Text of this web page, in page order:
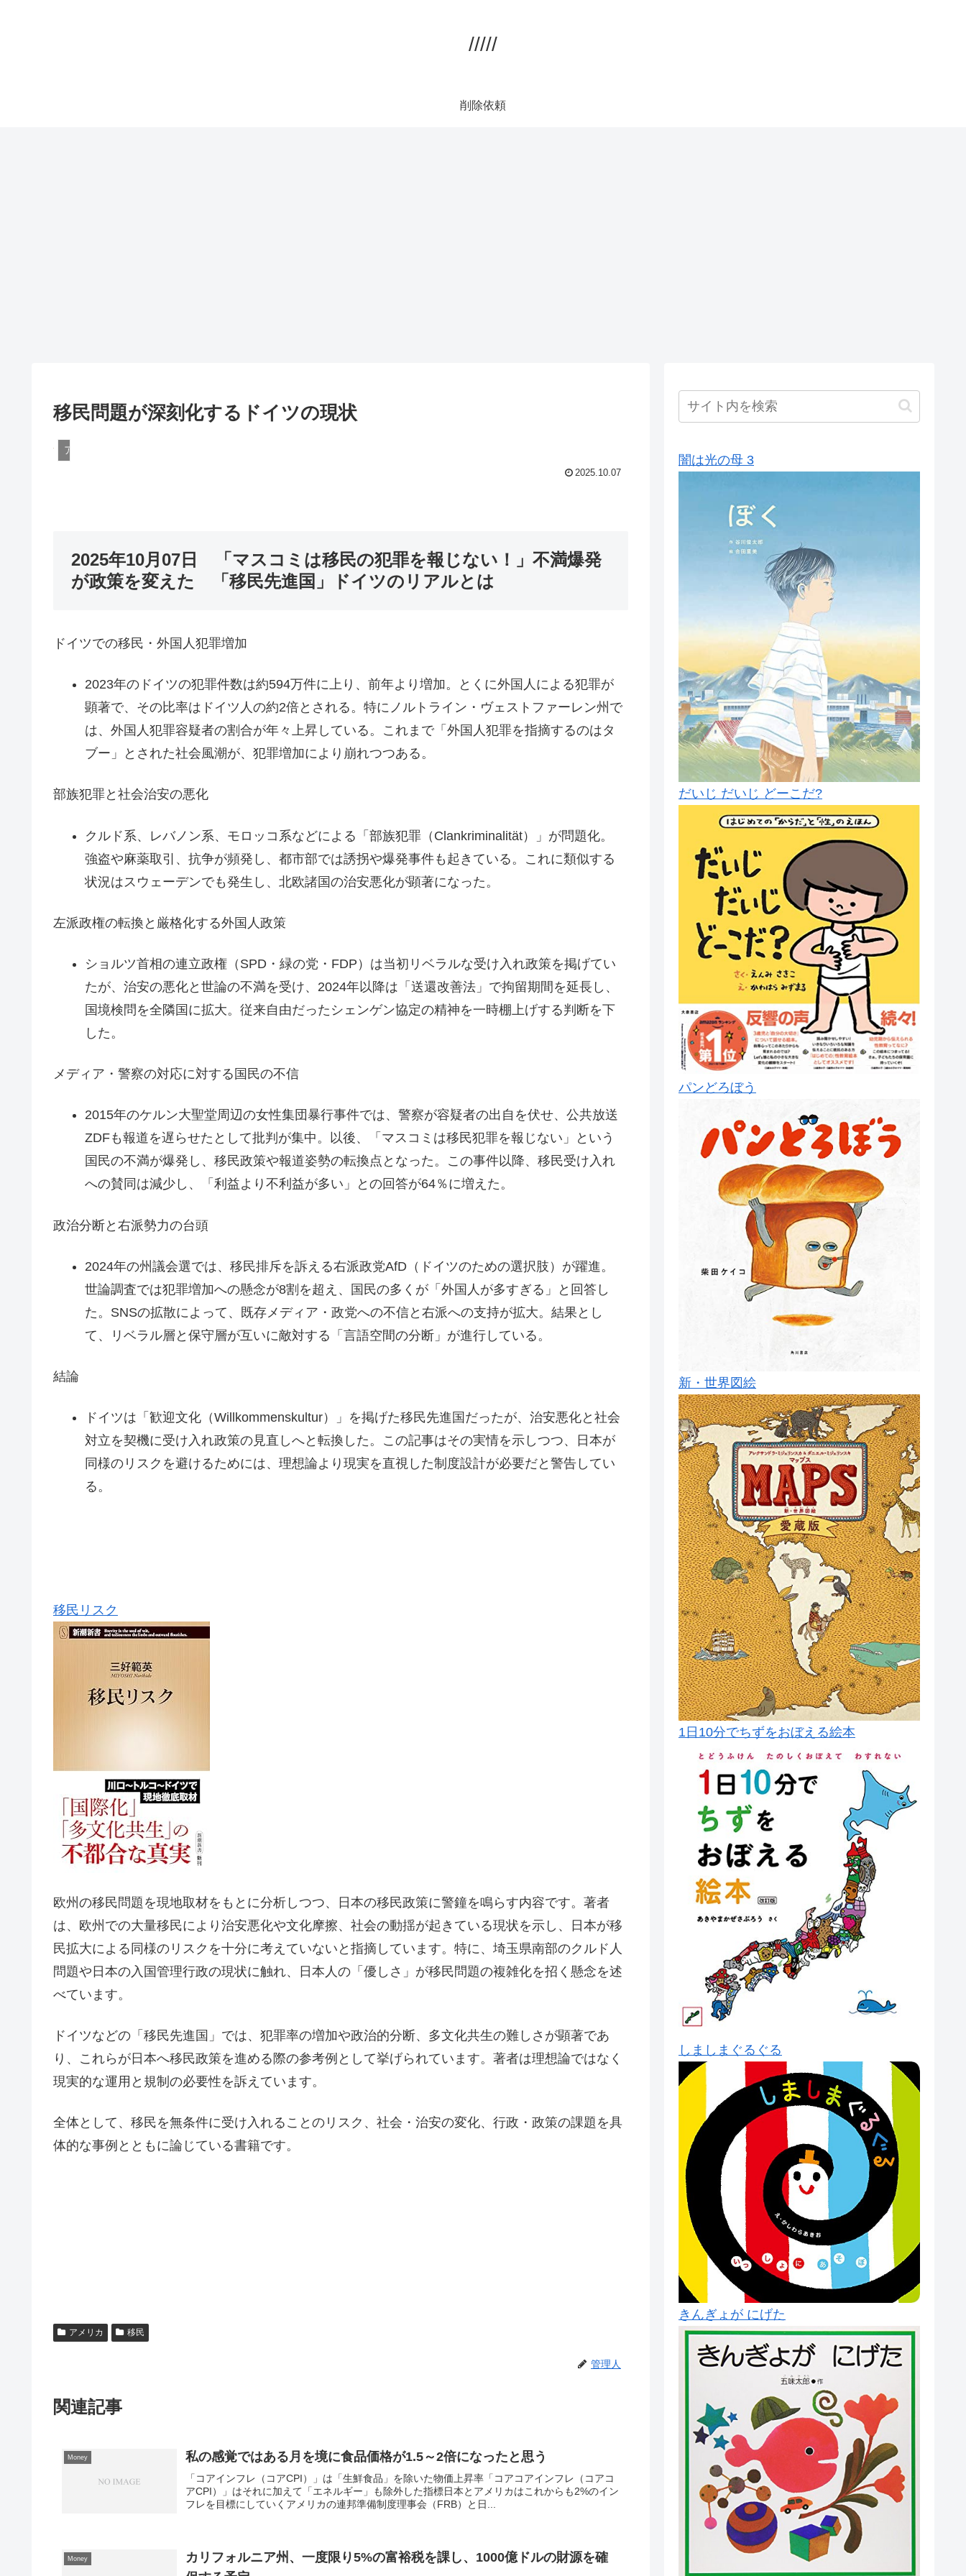
/////
削除依頼
移民問題が深刻化するドイツの現状
アメリカ
2025.10.07
2025年10月07日 「マスコミは移民の犯罪を報じない！」不満爆発
が政策を変えた 「移民先進国」ドイツのリアルとは
ドイツでの移民・外国人犯罪増加
2023年のドイツの犯罪件数は約594万件に上り、前年より増加。とくに外国人による犯罪が
顕著で、その比率はドイツ人の約2倍とされる。特にノルトライン・ヴェストファーレン州で
は、外国人犯罪容疑者の割合が年々上昇している。これまで「外国人犯罪を指摘するのはタ
ブー」とされた社会風潮が、犯罪増加により崩れつつある。
部族犯罪と社会治安の悪化
クルド系、レバノン系、モロッコ系などによる「部族犯罪（Clankriminalität）」が問題化。
強盗や麻薬取引、抗争が頻発し、都市部では誘拐や爆発事件も起きている。これに類似する
状況はスウェーデンでも発生し、北欧諸国の治安悪化が顕著になった。
左派政権の転換と厳格化する外国人政策
ショルツ首相の連立政権（SPD・緑の党・FDP）は当初リベラルな受け入れ政策を掲げてい
たが、治安の悪化と世論の不満を受け、2024年以降は「送還改善法」で拘留期間を延長し、
国境検問を全隣国に拡大。従来自由だったシェンゲン協定の精神を一時棚上げする判断を下
した。
メディア・警察の対応に対する国民の不信
2015年のケルン大聖堂周辺の女性集団暴行事件では、警察が容疑者の出自を伏せ、公共放送
ZDFも報道を遅らせたとして批判が集中。以後、「マスコミは移民犯罪を報じない」という
国民の不満が爆発し、移民政策や報道姿勢の転換点となった。この事件以降、移民受け入れ
への賛同は減少し、「利益より不利益が多い」との回答が64％に増えた。
政治分断と右派勢力の台頭
2024年の州議会選では、移民排斥を訴える右派政党AfD（ドイツのための選択肢）が躍進。
世論調査では犯罪増加への懸念が8割を超え、国民の多くが「外国人が多すぎる」と回答し
た。SNSの拡散によって、既存メディア・政党への不信と右派への支持が拡大。結果とし
て、リベラル層と保守層が互いに敵対する「言語空間の分断」が進行している。
結論
ドイツは「歓迎文化（Willkommenskultur）」を掲げた移民先進国だったが、治安悪化と社会
対立を契機に受け入れ政策の見直しへと転換した。この記事はその実情を示しつつ、日本が
同様のリスクを避けるためには、理想論より現実を直視した制度設計が必要だと警告してい
る。
移民リスク
欧州の移民問題を現地取材をもとに分析しつつ、日本の移民政策に警鐘を鳴らす内容です。著者
は、欧州での大量移民により治安悪化や文化摩擦、社会の動揺が起きている現状を示し、日本が移
民拡大による同様のリスクを十分に考えていないと指摘しています。特に、埼玉県南部のクルド人
問題や日本の入国管理行政の現状に触れ、日本人の「優しさ」が移民問題の複雑化を招く懸念を述
べています。
ドイツなどの「移民先進国」では、犯罪率の増加や政治的分断、多文化共生の難しさが顕著であ
り、これらが日本へ移民政策を進める際の参考例として挙げられています。著者は理想論ではなく
現実的な運用と規制の必要性を訴えています。
全体として、移民を無条件に受け入れることのリスク、社会・治安の変化、行政・政策の課題を具
体的な事例とともに論じている書籍です。
アメリカ 移民
管理人
関連記事
Money 私の感覚ではある月を境に食品価格が1.5～2倍になったと思う
「コアインフレ（コアCPI）」は「生鮮食品」を除いた物価上昇率「コアコアインフレ（コアコ
アCPI）」はそれに加えて「エネルギー」も除外した指標日本とアメリカはこれからも2%のイン
フレを目標にしていくアメリカの連邦準備制度理事会（FRB）と日...
Money
カリフォルニア州、一度限り5%の富裕税を課し、1000億ドルの財源を確
闇は光の母 3
だいじ だいじ どーこだ?
パンどろぼう
新・世界図絵
1日10分でちずをおぼえる絵本
しましまぐるぐる
きんぎょが にげた